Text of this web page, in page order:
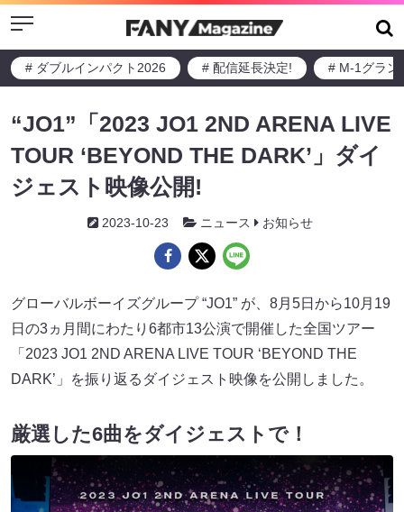
Menu
# ダブルインパクト2026 # 配信延長決定! # M-1グラン
“JO1”「2023 JO1 2ND ARENA LIVE
TOUR ‘BEYOND THE DARK’」ダイ
ジェスト映像公開!
2023-10-23 ニュース お知らせ
グローバルボーイズグループ “JO1” が、8月5日から10月19
日の3ヵ月間にわたり6都市13公演で開催した全国ツアー
「2023 JO1 2ND ARENA LIVE TOUR ‘BEYOND THE
DARK’」を振り返るダイジェスト映像を公開しました。
厳選した6曲をダイジェストで！